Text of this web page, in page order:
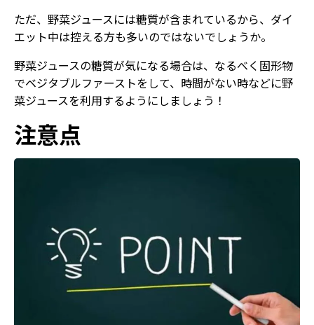
ただ、野菜ジュースには糖質が含まれているから、ダイ
エット中は控える方も多いのではないでしょうか。
野菜ジュースの糖質が気になる場合は、なるべく固形物
でベジタブルファーストをして、時間がない時などに野
菜ジュースを利用するようにしましょう！
注意点